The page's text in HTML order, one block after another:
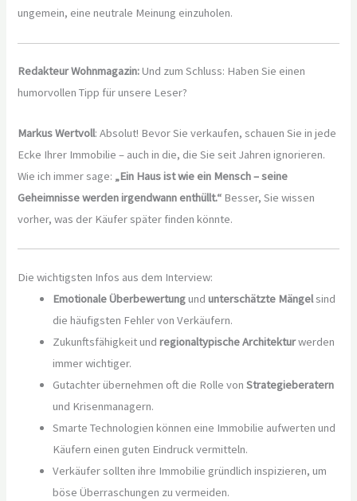
ungemein, eine neutrale Meinung einzuholen.
Redakteur Wohnmagazin:Und zum Schluss: Haben Sie einen
humorvollen Tipp für unsere Leser?
Markus Wertvoll: Absolut! Bevor Sie verkaufen, schauen Sie in jede
Ecke Ihrer Immobilie – auch in die, die Sie seit Jahren ignorieren.
Wie ich immer sage: „Ein Haus ist wie ein Mensch – seine
Geheimnisse werden irgendwann enthüllt.“ Besser, Sie wissen
vorher, was der Käufer später finden könnte.
Die wichtigsten Infos aus dem Interview:
Emotionale Überbewertungundunterschätzte Mängelsind
die häufigsten Fehler von Verkäufern.
Zukunftsfähigkeit undregionaltypische Architekturwerden
immer wichtiger.
Gutachter übernehmen oft die Rolle vonStrategieberatern
und Krisenmanagern.
Smarte Technologien können eine Immobilie aufwerten und
Käufern einen guten Eindruck vermitteln.
Verkäufer sollten ihre Immobilie gründlich inspizieren, um
böse Überraschungen zu vermeiden.